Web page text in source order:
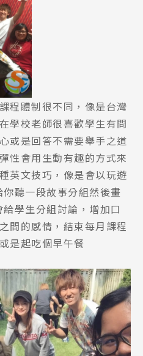
程體制很不同，像是台灣
學校老師很喜歡學生有問
或是回答不需要舉手之道
性會用生動有趣的方式來
英文技巧，像是會以玩遊
聽一段故事分組然後畫
學生分組討論，增加口
間的感情，結束每月課程
是起吃個早午餐